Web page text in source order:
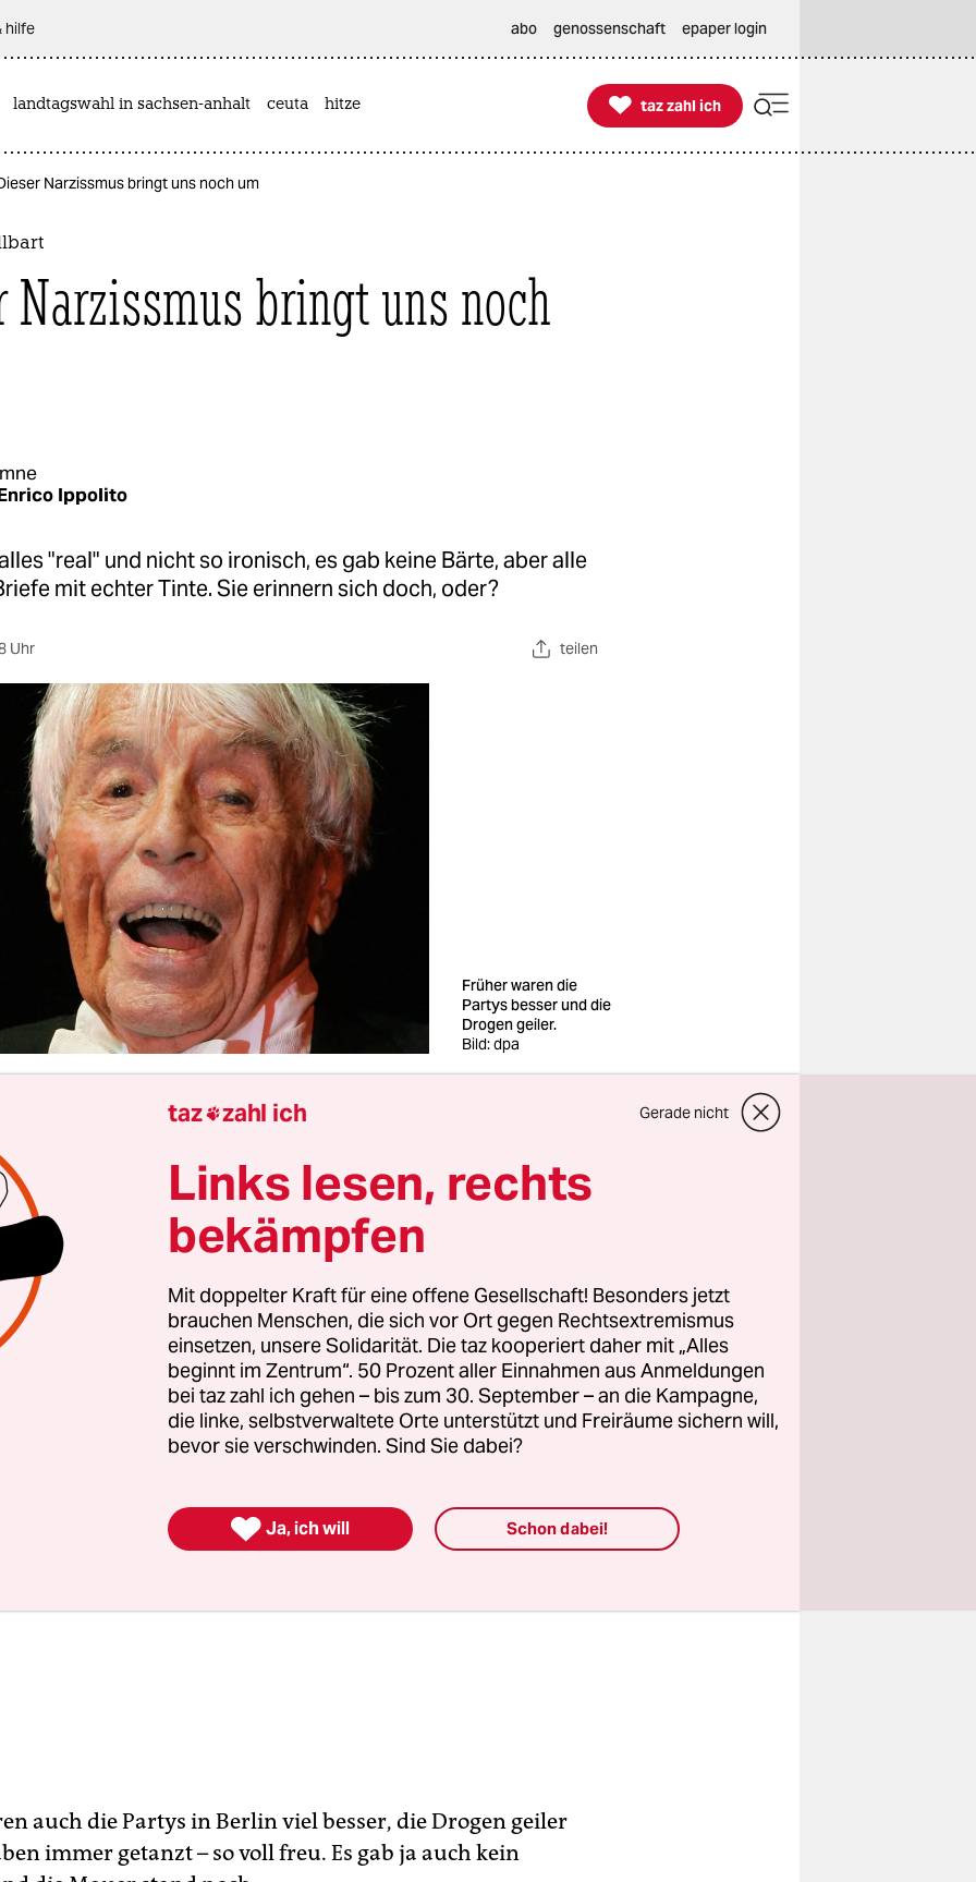
hilfe abo genossenschaft epaper login
landtagswahl in sachsen-anhalt ceuta hitze 
taz zahl ich
taz zahl ich
Narzissmus bringt uns noch um
Narzissmus bringt uns noch
Ippolito
"real" und nicht so ironisch, es gab keine Bärte, aber alle
mit echter Tinte. Sie erinnern sich doch, oder?
Uhr teilen
Früher waren die
Partys besser und die
Drogen geiler.
Bild: dpa
war alles besser. Die Menschen lasen noch Bücher, in der
hielten alle Zeitungen hoch und überhaupt haben alle
nachgedacht. Dieses Internet hat aber alles
weil es ja alle ständig zur Zurschaustellung ihrer
Dieser Narzissmus bringt uns alle noch einmal um.
waren die Leute auch nicht so wahnsinnig eitel und
so viel über sich selbst. Sie wollten gesellschaftlich
und sie waren auch politischer.
auch die Partys in Berlin viel besser, die Drogen geiler
immer getanzt – so voll freu. Es gab ja auch kein
taz zahl ich Gerade nicht
Links lesen, rechts
bekämpfen
Mit doppelter Kraft für eine offene Gesellschaft! Besonders jetzt
brauchen Menschen, die sich vor Ort gegen Rechtsextremismus
einsetzen, unsere Solidarität. Die taz kooperiert daher mit „Alles
beginnt im Zentrum“. 50 Prozent aller Einnahmen aus Anmeldungen
bei taz zahl ich gehen – bis zum 30. September – an die Kampagne,
die linke, selbstverwaltete Orte unterstützt und Freiräume sichern will,
bevor sie verschwinden. Sind Sie dabei?
 Ja, ich will Schon dabei!